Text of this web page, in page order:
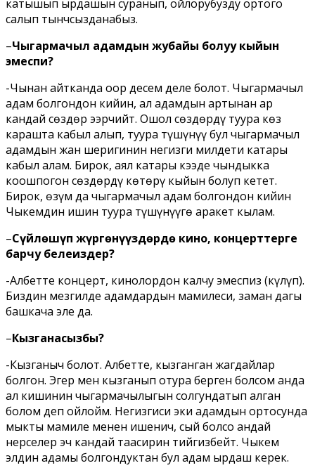
катышып ырдашын суранып, ойлорубузду ортого
салып тынчсызданабыз.
–Чыгармачыл адамдын жубайы болуу кыйын
эмеспи?
-Чынан айтканда оор десем деле болот. Чыгармачыл
адам болгондон кийин, ал адамдын артынан ар
кандай сөздөр ээрчийт. Ошол сөздөрдү туура көз
карашта кабыл алып, туура түшүнүү бул чыгармачыл
адамдын жан шеригинин негизги милдети катары
кабыл алам. Бирок, аял катары кээде чындыкка
коошпогон сөздөрдү көтөрү кыйын болуп кетет.
Бирок, өзүм да чыгармачыл адам болгондон кийин
Чыкемдин ишин туура түшүнүүгө аракет кылам.
–Сүйлөшүп жүргөнүңүздөрдө кино, концерттерге
барчу белеңиздер?
-Албетте концерт, кинолордон калчу эмеспиз (күлүп).
Биздин мезгилде адамдардын мамилеси, заман дагы
башкача эле да.
–Кызганасызбы?
-Кызганыч болот. Албетте, кызганган жагдайлар
болгон. Эгер мен кызганып отура берген болсом анда
ал кишинин чыгармачылыгын солгундатып алган
болом деп ойлойм. Негизгиси эки адамдын ортосунда
мыкты мамиле менен ишенич, сый болсо андай
нерселер эч кандай таасирин тийгизбейт. Чыкем
элдин адамы болгондуктан бул адам ырдаш керек.